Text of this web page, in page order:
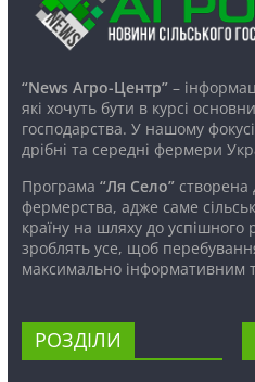
“News Агро-Центр”–
які хочуть бути в курсі
господарства. У нашому
дрібні та середні фермери
Програма “Ля Село”створена
фермерства, адже саме
країну на шляху до успішного
зроблять усе, щоб
максимально інформативним
РОЗДІЛИ